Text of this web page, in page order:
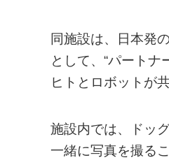
同施設は、日本発
として、“パートナ
ヒトとロボットが
施設内では、ドッ
一緒に写真を撮る